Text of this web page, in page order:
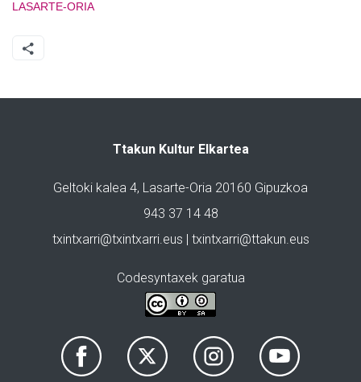
LASARTE-ORIA
Ttakun Kultur Elkartea
Geltoki kalea 4, Lasarte-Oria 20160 Gipuzkoa
943 37 14 48
txintxarri@txintxarri.eus | txintxarri@ttakun.eus
Codesyntaxek garatua